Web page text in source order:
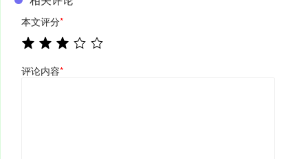
本文评分*
评论内容*